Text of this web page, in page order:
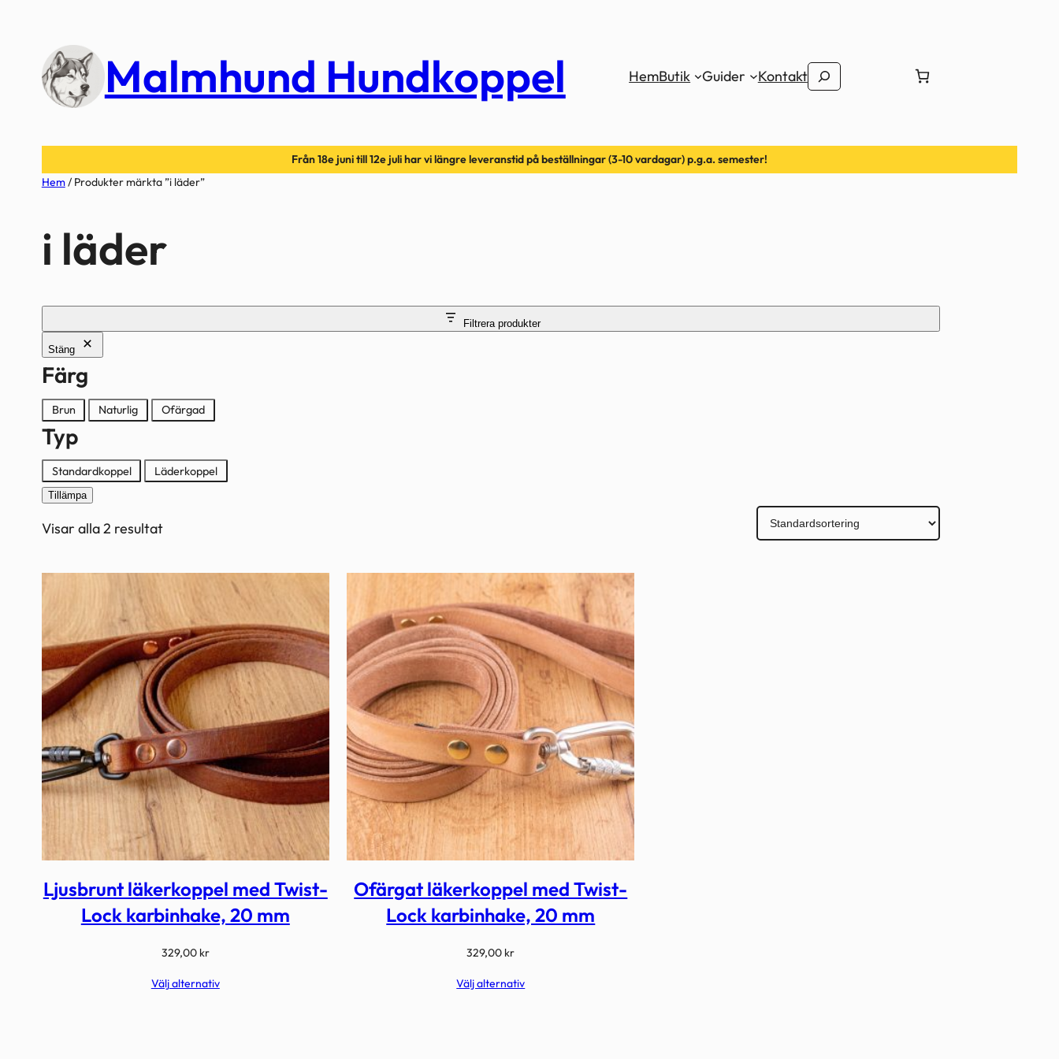
innehåll
Malmhund Hundkoppel HemButik Guider KontaktSök
Från 18e juni till 12e juli har vi längre leveranstid på beställningar (3-10 vardagar) p.g.a. semester!
Hem/ Produkter märkta ”i läder”
i läder
Filtrera produkter
Stäng
Färg
Färg
Brun Naturlig Ofärgad
Typ
Typ
Standardkoppel Läderkoppel
Tillämpa
Visar alla 2 resultat
Ljusbrunt läkerkoppel med Twist-
Lock karbinhake, 20 mm
329,00 kr
Välj alternativ
Ofärgat läkerkoppel med Twist-
Lock karbinhake, 20 mm
329,00 kr
Välj alternativ